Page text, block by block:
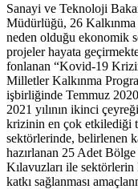
Sanayi ve Teknoloji
Müdürlüğü, 26
neden olduğu ekonomik
projeler hayata
fonlanan “Kovid-19
Milletler Kalkınma
işbirliğinde Temmuz
2021 yılının ikinci
krizinin en çok etkilediği
sektörlerinde, belirlenen
hazırlanan 25 Adet
Kılavuzları ile sektörlerin
katkı sağlanması